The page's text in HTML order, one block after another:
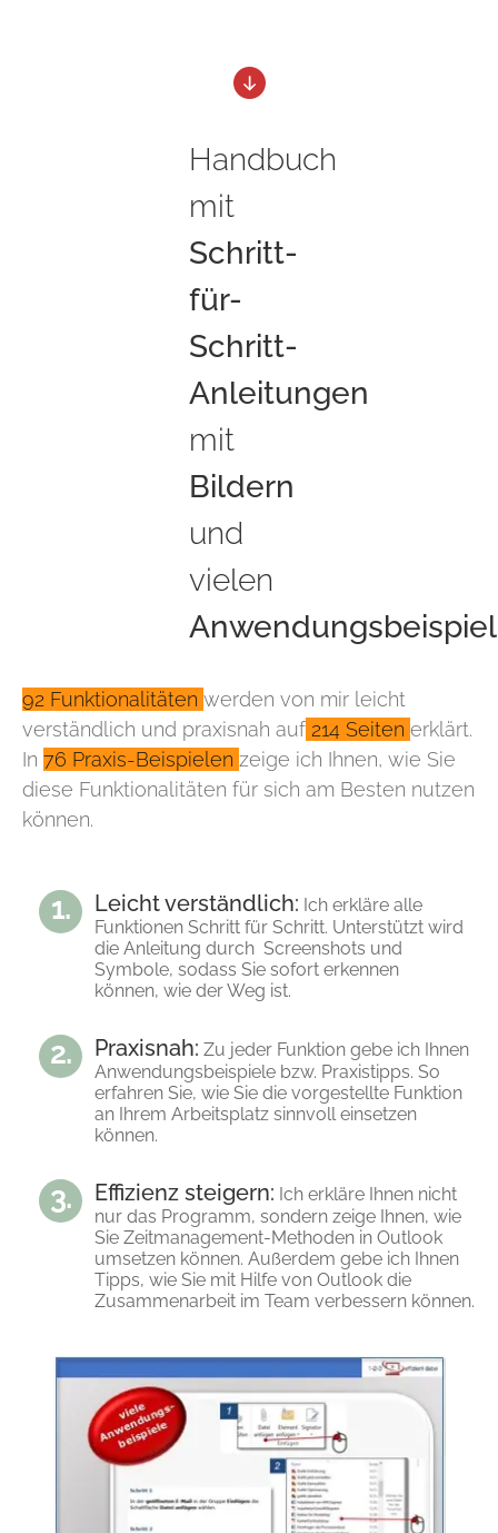
Handbuch
mit
Schritt-
für-
Schritt-
Anleitungen
mit
Bildern
und
vielen
92 Funktionalitäten werden von mir leicht
verständlich und praxisnah auf 214 Seiten erklärt.
In 76 Praxis-Beispielen zeige ich Ihnen, wie Sie
diese Funktionalitäten für sich am Besten nutzen
können.
Leicht verständlich: Ich erkläre alle
Funktionen Schritt für Schritt. Unterstützt wird
die Anleitung durch Screenshots und
Symbole, sodass Sie sofort erkennen
können, wie der Weg ist.
Praxisnah: Zu jeder Funktion gebe ich Ihnen
Anwendungsbeispiele bzw. Praxistipps. So
erfahren Sie, wie Sie die vorgestellte Funktion
an Ihrem Arbeitsplatz sinnvoll einsetzen
können.
Effizienz steigern: Ich erkläre Ihnen nicht
nur das Programm, sondern zeige Ihnen, wie
Sie Zeitmanagement-Methoden in Outlook
umsetzen können. Außerdem gebe ich Ihnen
Tipps, wie Sie mit Hilfe von Outlook die
Zusammenarbeit im Team verbessern können.